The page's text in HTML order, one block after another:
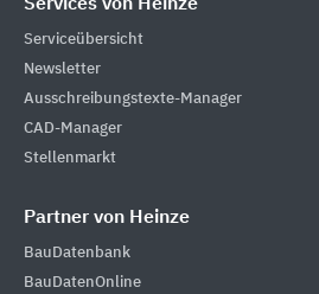
Services von Heinze
Serviceübersicht
Newsletter
Ausschreibungstexte-Manager
CAD-Manager
Stellenmarkt
Partner von Heinze
BauDatenbank
BauDatenOnline